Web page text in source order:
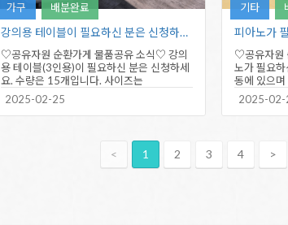
가구 배분완료
강의용 테이블이 필요하신 분은 신청하세요.
♡공유자원 순환가게 물품공유 소식♡ 강의
용 테이블(3인용)이 필요하신 분은 신청하세
요. 수량은 15개입니다. 사이즈는
180×50×72 입니다. 서구…
2025-02-25
기타
피아노가
♡공유자원
노가 필요
동에 있으
주재능기부
2025-02-
< 1 2 3 4 >